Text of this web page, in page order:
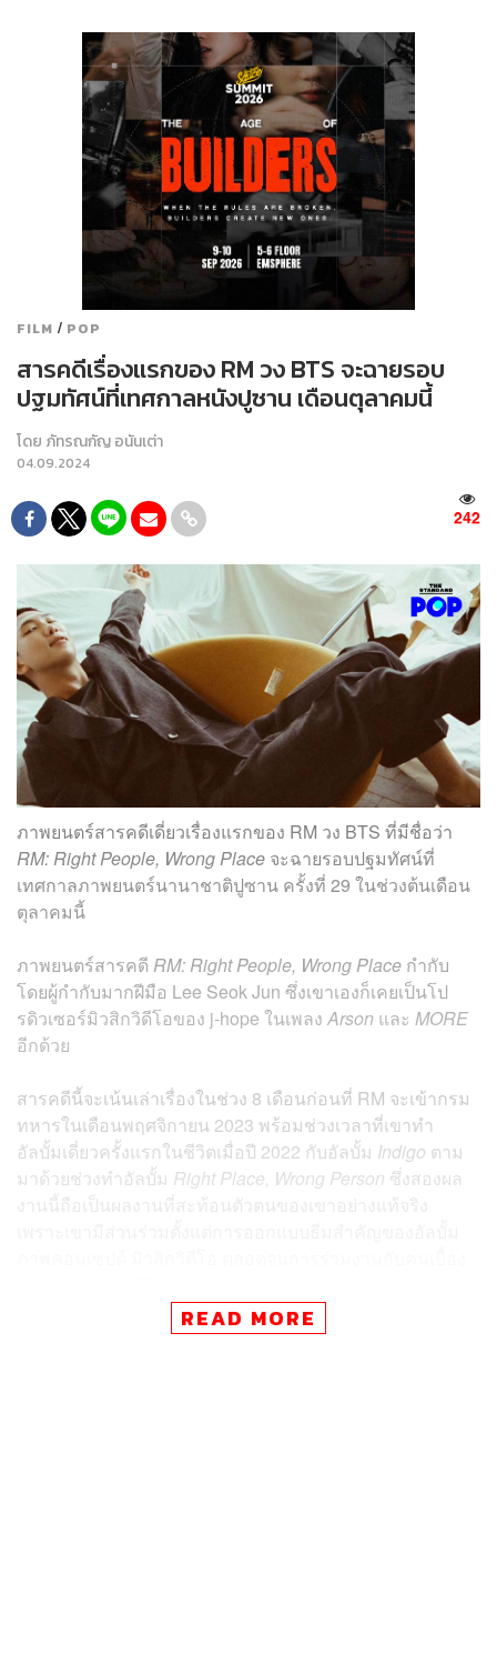
FILM / POP
สารคดีเรื่องแรกของ RM วง BTS จะฉายรอบ
ปฐมทัศน์ที่เทศกาลหนังปูซาน เดือนตุลาคมนี้
โดย ภัทรณกัญ อนันเต่า
04.09.2024
242
ภาพยนตร์สารคดีเดี่ยวเรื่องแรกของ RM วง BTS ที่มีชื่อว่า
RM: Right People, Wrong Place จะฉายรอบปฐมทัศน์ที่
เทศกาลภาพยนตร์นานาชาติปูซาน ครั้งที่ 29 ในช่วงต้นเดือน
ตุลาคมนี้
ภาพยนตร์สารคดี RM: Right People, Wrong Place กำกับ
โดยผู้กำกับมากฝีมือ Lee Seok Jun ซึ่งเขาเองก็เคยเป็นโป
รดิวเซอร์มิวสิกวิดีโอของ j-hope ในเพลง Arson และ MORE
อีกด้วย
สารคดีนี้จะเน้นเล่าเรื่องในช่วง 8 เดือนก่อนที่ RM จะเข้ากรม
ทหารในเดือนพฤศจิกายน 2023 พร้อมช่วงเวลาที่เขาทำ
อัลบั้มเดี่ยวครั้งแรกในชีวิตเมื่อปี 2022 กับอัลบั้ม Indigo ตาม
มาด้วยช่วงทำอัลบั้ม Right Place, Wrong Person ซึ่งสองผล
งานนี้ถือเป็นผลงานที่สะท้อนตัวตนของเขาอย่างแท้จริง
ผู้ชมจะได้เห็นว่าเขาเติบโตไปอย่างไรบ้างทั้งในฐานะตัวตน
READ MORE